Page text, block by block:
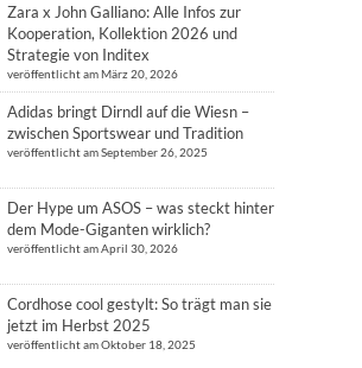
Zara x John Galliano: Alle Infos zur
Kooperation, Kollektion 2026 und
Strategie von Inditex
veröffentlicht am März 20, 2026
Adidas bringt Dirndl auf die Wiesn –
zwischen Sportswear und Tradition
veröffentlicht am September 26, 2025
Der Hype um ASOS – was steckt hinter
dem Mode-Giganten wirklich?
veröffentlicht am April 30, 2026
Cordhose cool gestylt: So trägt man sie
jetzt im Herbst 2025
veröffentlicht am Oktober 18, 2025